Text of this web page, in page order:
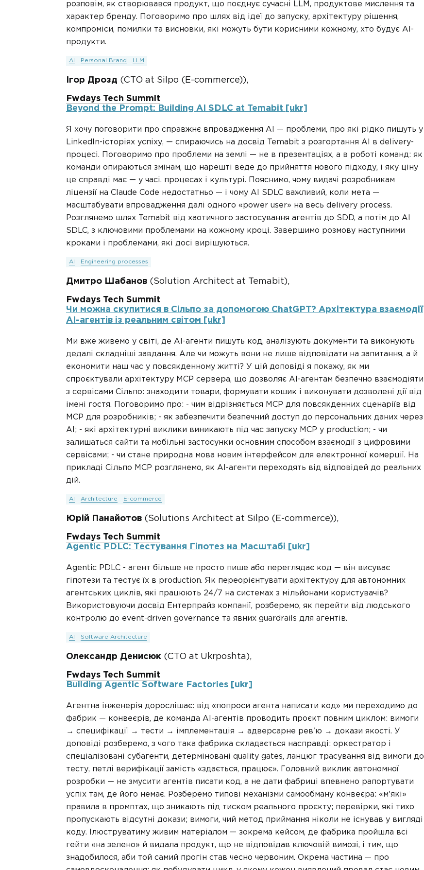
розповім, як створювався продукт, що поєднує сучасні LLM, продуктове мислення та
характер бренду. Поговоримо про шлях від ідеї до запуску, архітектуру рішення,
компроміси, помилки та висновки, які можуть бути корисними кожному, хто будує АІ-
продукти.
AI Personal Brand LLM
Ігор Дрозд (CTO at Silpo (E-commerce)),
Fwdays Tech Summit
Beyond the Prompt: Building AI SDLC at Temabit [ukr]
Я хочу поговорити про справжнє впровадження AI — проблеми, про які рідко пишуть у
LinkedIn-історіях успіху, — спираючись на досвід Temabit з розгортання AI в delivery-
процесі. Поговоримо про проблеми на землі — не в презентаціях, а в роботі команд: як
команди опираються змінам, що нарешті веде до прийняття нового підходу, і яку ціну
це справді має — у часі, процесах і культурі. Пояснимо, чому видачі розробникам
ліцензії на Claude Code недостатньо — і чому AI SDLC важливий, коли мета —
масштабувати впровадження далі одного «power user» на весь delivery process.
Розглянемо шлях Temabit від хаотичного застосування агентів до SDD, а потім до AI
SDLC, з ключовими проблемами на кожному кроці. Завершимо розмову наступними
кроками і проблемами, які досі вирішуються.
AI Engineering processes
Дмитро Шабанов (Solution Architect at Temabit),
Fwdays Tech Summit
Чи можна скупитися в Сільпо за допомогою ChatGPT? Архітектура взаємодії
AI-агентів із реальним світом [ukr]
Ми вже живемо у світі, де AI-агенти пишуть код, аналізують документи та виконують
дедалі складніші завдання. Але чи можуть вони не лише відповідати на запитання, а й
економити наш час у повсякденному житті? У цій доповіді я покажу, як ми
спроєктували архітектуру MCP сервера, що дозволяє AI-агентам безпечно взаємодіяти
з сервісами Сільпо: знаходити товари, формувати кошик і виконувати дозволені дії від
імені гостя. Поговоримо про: - чим відрізняється MCP для повсякденних сценаріїв від
MCP для розробників; - як забезпечити безпечний доступ до персональних даних через
AI; - які архітектурні виклики виникають під час запуску MCP у production; - чи
залишаться сайти та мобільні застосунки основним способом взаємодії з цифровими
сервісами; - чи стане природна мова новим інтерфейсом для електронної комерції. На
прикладі Сільпо MCP розглянемо, як AI-агенти переходять від відповідей до реальних
дій.
AI Architecture E-commerce
Юрій Панайотов (Solutions Architect at Silpo (E-commerce)),
Fwdays Tech Summit
Agentic PDLC: Тестування Гіпотез на Масштабі [ukr]
Аgentic PDLC - агент більше не просто пише або переглядає код — він висуває
гіпотези та тестує їх в production. Як переорієнтувати архітектуру для автономних
агентських циклів, які працюють 24/7 на системах з мільйонами користувачів?
Використовуючи досвід Ентерпрайз компанії, розберемо, як перейти від людського
контролю до event-driven governance та явних guardrails для агентів.
AI Software Architecture
Олександр Денисюк (CTO at Ukrposhta),
Fwdays Tech Summit
Building Agentic Software Factories [ukr]
Агентна інженерія дорослішає: від «попроси агента написати код» ми переходимо до
фабрик — конвеєрів, де команда AI-агентів проводить проєкт повним циклом: вимоги
→ специфікації → тести → імплементація → адверсарне рев'ю → докази якості. У
доповіді розберемо, з чого така фабрика складається насправді: оркестратор і
спеціалізовані субагенти, детерміновані quality gates, ланцюг трасування від вимоги до
тесту, петлі верифікації замість «здається, працює». Головний виклик автономної
розробки — не змусити агентів писати код, а не дати фабриці впевнено рапортувати
успіх там, де його немає. Розберемо типові механізми самообману конвеєра: «м'які»
правила в промптах, що зникають під тиском реального проєкту; перевірки, які тихо
пропускають відсутні докази; вимоги, чий метод приймання ніколи не існував у вигляді
коду. Ілюструватиму живим матеріалом — зокрема кейсом, де фабрика пройшла всі
гейти «на зелено» й видала продукт, що не відповідав ключовій вимозі, і тим, що
знадобилося, аби той самий прогін став чесно червоним. Окрема частина — про